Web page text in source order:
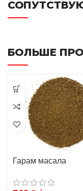
БОЛЬШЕ
Гарам масала